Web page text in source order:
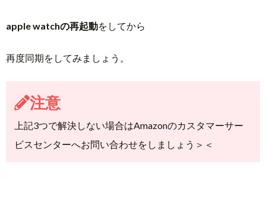
apple watchの再起動をしてから
再度同期をしてみましょう。
注意
上記3つで解決しない場合はAmazonのカスタマーサー
ビスセンターへお問い合わせをしましょう＞＜